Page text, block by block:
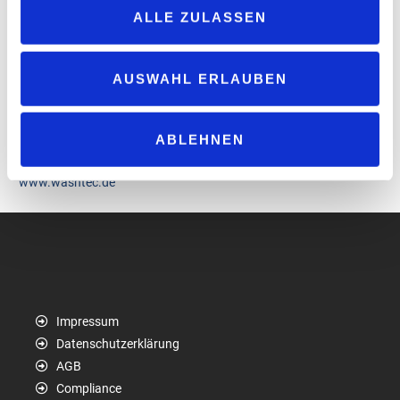
ALLE ZULASSEN
AUSWAHL ERLAUBEN
ABLEHNEN
und Erhalt zu leisten. Die Verpflichtung alle Umweltauswirkungen
des wirtschaftlichen Handelns so gering wie möglich zu halten
und diese kontinuierlich zu reduzieren, wurde in einer
Standorte weltweit zusammengefasst. Weitere Informationen zur
Nachhaltigkeitsstrategie der WashTec Gruppe wird im jährlich
www.washtec.de
Impressum
Datenschutzerklärung
AGB
Compliance